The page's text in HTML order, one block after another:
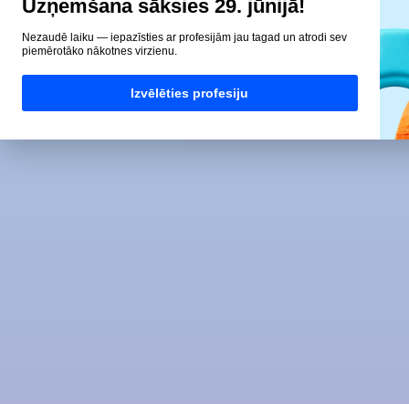
Uzņemšana sāksies 29. jūnijā!
Nezaudē laiku — iepazīsties ar profesijām jau tagad un atrodi sev
piemērotāko nākotnes virzienu.
Izvēlēties profesiju